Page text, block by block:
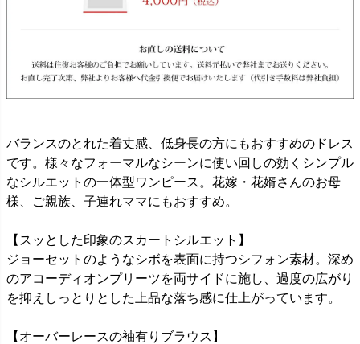
バランスのとれた着丈感、低身長の方にもおすすめのドレス
です。様々なフォーマルなシーンに使い回しの効くシンプル
なシルエットの一体型ワンピース。花嫁・花婿さんのお母
様、ご親族、子連れママにもおすすめ。
【スッとした印象のスカートシルエット】
ジョーセットのようなシボを表面に持つシフォン素材。深め
のアコーディオンプリーツを両サイドに施し、過度の広がり
を抑えしっとりとした上品な落ち感に仕上がっています。
【オーバーレースの袖有りブラウス】